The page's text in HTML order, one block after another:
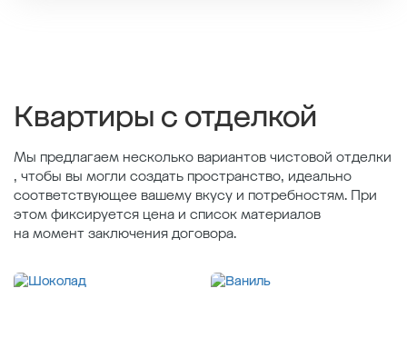
Квартиры с отделкой
Мы предлагаем несколько вариантов чистовой отделки
, чтобы вы могли создать пространство, идеально
соответствующее вашему вкусу и потребностям. При
этом фиксируется цена и список материалов
на момент заключения договора.